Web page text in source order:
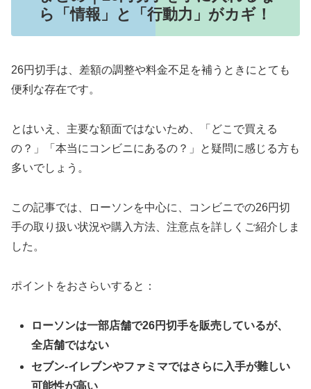
ら「情報」と「行動力」がカギ！
26円切手は、差額の調整や料金不足を補うときにとても
便利な存在です。
とはいえ、主要な額面ではないため、「どこで買える
の？」「本当にコンビニにあるの？」と疑問に感じる方も
多いでしょう。
この記事では、ローソンを中心に、コンビニでの26円切
手の取り扱い状況や購入方法、注意点を詳しくご紹介しま
した。
ポイントをおさらいすると：
ローソンは一部店舗で26円切手を販売しているが、
全店舗ではない
セブン-イレブンやファミマではさらに入手が難しい
可能性が高い